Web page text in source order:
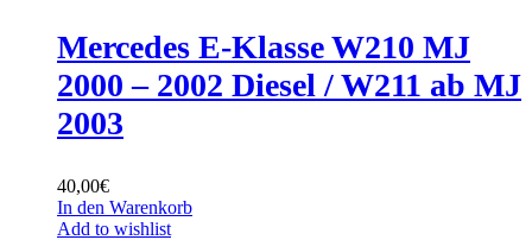
Mercedes E-Klasse W210 MJ
2000 – 2002 Diesel / W211 ab MJ
2003
40,00€
In den Warenkorb
Add to wishlist